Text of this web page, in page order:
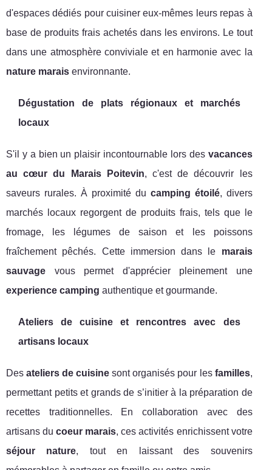
d'espaces dédiés pour cuisiner eux-mêmes leurs repas à
base de produits frais achetés dans les environs. Le tout
dans une atmosphère conviviale et en harmonie avec la
nature marais environnante.
Dégustation de plats régionaux et marchés
locaux
S'il y a bien un plaisir incontournable lors des vacances
au cœur du Marais Poitevin, c'est de découvrir les
saveurs rurales. À proximité du camping étoilé, divers
marchés locaux regorgent de produits frais, tels que le
fromage, les légumes de saison et les poissons
fraîchement pêchés. Cette immersion dans le marais
sauvage vous permet d'apprécier pleinement une
experience camping authentique et gourmande.
Ateliers de cuisine et rencontres avec des
artisans locaux
Desateliers de cuisine sont organisés pour les familles,
permettant petits et grands de s’initier à la préparation de
recettes traditionnelles. En collaboration avec des
artisans ducoeur marais, ces activités enrichissent votre
séjour nature, tout en laissant des souvenirs